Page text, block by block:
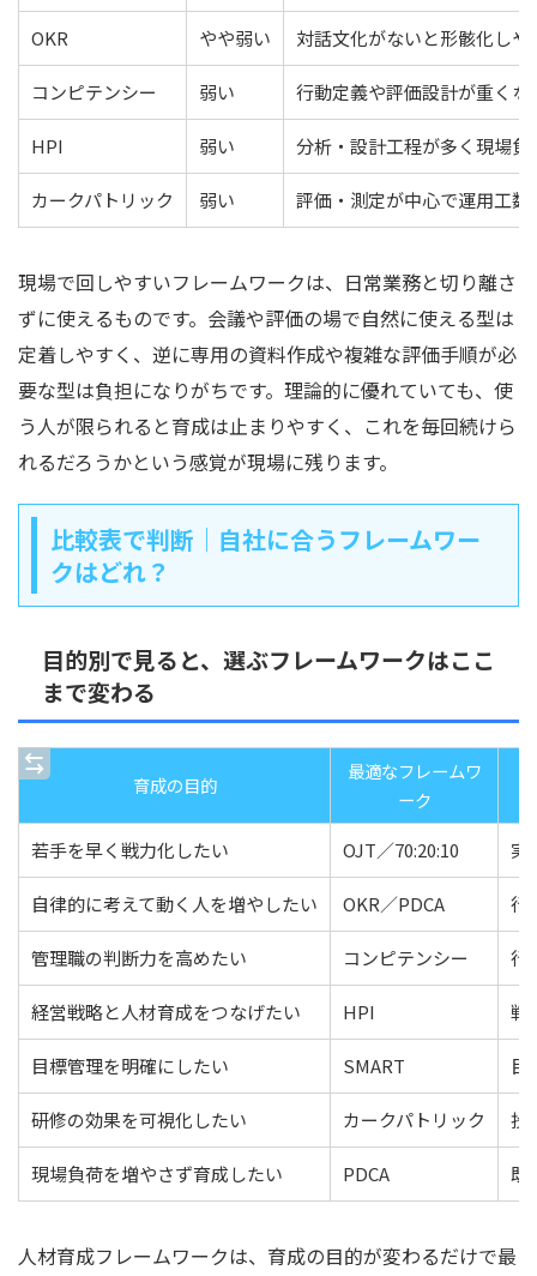
OKR やや弱い 対話文化がないと形骸化しや
コンピテンシー 弱い 行動定義や評価設計が重くな
HPI 弱い 分析・設計工程が多く現場負
カークパトリック 弱い 評価・測定が中心で運用工数
現場で回しやすいフレームワークは、日常業務と切り離さ
ずに使えるものです。会議や評価の場で自然に使える型は
定着しやすく、逆に専用の資料作成や複雑な評価手順が必
要な型は負担になりがちです。理論的に優れていても、使
う人が限られると育成は止まりやすく、これを毎回続けら
れるだろうかという感覚が現場に残ります。
比較表で判断｜自社に合うフレームワー
クはどれ？
目的別で見ると、選ぶフレームワークはここ
まで変わる
育成の目的
最適なフレームワ
ーク
若手を早く戦力化したい
OJT／70:20:10 実
自律的に考えて動く人を増やしたい OKR／PDCA 行
管理職の判断力を高めたい コンピテンシー 行
経営戦略と人材育成をつなげたい HPI 戦
目標管理を明確にしたい SMART 目
研修の効果を可視化したい カークパトリック 投
現場負荷を増やさず育成したい PDCA 既
人材育成フレームワークは、育成の目的が変わるだけで最